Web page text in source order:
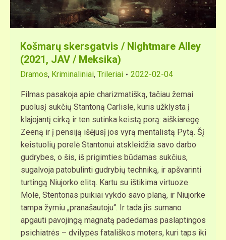
Košmarų skersgatvis / Nightmare Alley
(2021, JAV / Meksika)
Dramos, Kriminaliniai, Trileriai 2022-02-04
Filmas pasakoja apie charizmatišką, tačiau žemai
puolusį sukčių Stantoną Carlisle, kuris užklysta į
klajojantį cirką ir ten sutinka keistą porą: aiškiaregę
Zeeną ir į pensiją išėjusį jos vyrą mentalistą Pytą. Šį
keistuolių porelė Stantonui atskleidžia savo darbo
gudrybes, o šis, iš prigimties būdamas sukčius,
sugalvoja patobulinti gudrybių techniką, ir apšvarinti
turtingą Niujorko elitą. Kartu su ištikima virtuoze
Mole, Stentonas puikiai vykdo savo planą, ir Niujorke
tampa žymiu „pranašautoju“. Ir tada jis sumano
apgauti pavojingą magnatą padedamas paslaptingos
psichiatrės – dvilypės fatališkos moters, kuri taps iki